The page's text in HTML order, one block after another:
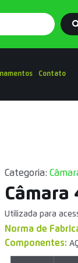
Contato
Categoria:
Câmara
Utilizada para
Norma de
Componentes: